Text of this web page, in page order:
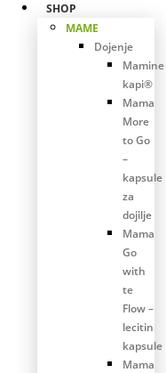
SHOP
MAME
Dojenje
Mamine
kapi®
Mama
More
to Go
–
kapsule
za
dojilje
Mama
Go
with
te
Flow –
lecitin
kapsule
Mama